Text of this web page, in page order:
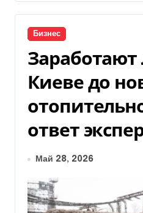
Бизнес
Киеве до
ответ
Май 28, 2026